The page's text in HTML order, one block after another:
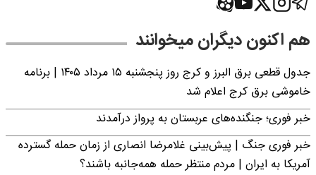
هم اکنون دیگران میخوانند
جدول قطعی برق البرز و کرج روز پنجشنبه ۱۵ مرداد ۱۴۰۵ | برنامه
خاموشی برق کرج اعلام شد
خبر فوری؛ جنگنده‌های عربستان به پرواز درآمدند
خبر فوری جنگ | پیش‌بینی غلامرضا انصاری از زمان حمله گسترده
آمریکا به ایران | مردم منتظر حمله همه‌جانبه باشند؟